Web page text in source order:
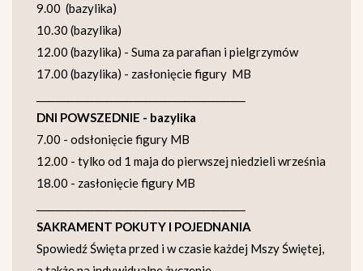
9.00 (bazylika)
10.30 (bazylika)
12.00 (bazylika) - Suma za parafian i pielgrzymów
17.00 (bazylika) - zasłonięcie figury MB
DNI POWSZEDNIE - bazylika
7.00 - odsłonięcie figury MB
12.00 - tylko od 1 maja do pierwszej niedzieli września
18.00 - zasłonięcie figury MB
SAKRAMENT POKUTY I POJEDNANIA
Spowiedź Święta przed i w czasie każdej Mszy Świętej,